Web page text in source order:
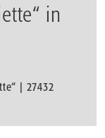
in
| 27432